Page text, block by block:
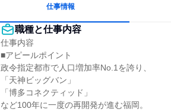
仕事情報
職種と仕事内容
仕事内容
■アピールポイント
政令指定都市で人口増加率No.1を誇り、
「天神ビッグバン」
「博多コネクティッド」
など100年に一度の再開発が進む福岡。